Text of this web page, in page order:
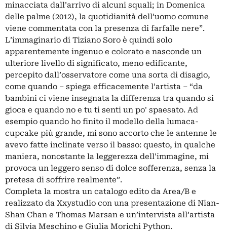
minacciata dall’arrivo di alcuni squali; in Domenica
delle palme (2012), la quotidianità dell’uomo comune
viene commentata con la presenza di farfalle nere”.
L’immaginario di Tiziano Soro è quindi solo
apparentemente ingenuo e colorato e nasconde un
ulteriore livello di significato, meno edificante,
percepito dall’osservatore come una sorta di disagio,
come quando – spiega efficacemente l’artista – “da
bambini ci viene insegnata la differenza tra quando si
gioca e quando no e tu ti senti un po' spaesato. Ad
esempio quando ho finito il modello della lumaca-
cupcake più grande, mi sono accorto che le antenne le
avevo fatte inclinate verso il basso: questo, in qualche
maniera, nonostante la leggerezza dell'immagine, mi
provoca un leggero senso di dolce sofferenza, senza la
pretesa di soffrire realmente”.
Completa la mostra un catalogo edito da Area/B e
realizzato da Xxystudio con una presentazione di Nian-
Shan Chan e Thomas Marsan e un’intervista all’artista
di Silvia Meschino e Giulia Morichi Python.